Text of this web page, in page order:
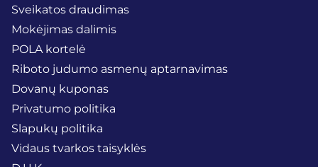
Sveikatos draudimas
Mokėjimas dalimis
POLA kortelė
Riboto judumo asmenų aptarnavimas
Dovanų kuponas
Privatumo politika
Slapukų politika
Vidaus tvarkos taisyklės